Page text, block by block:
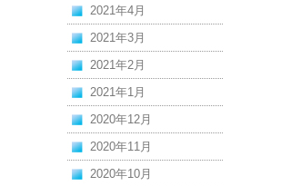
2021年4月
2021年3月
2021年2月
2021年1月
2020年12月
2020年11月
2020年10月